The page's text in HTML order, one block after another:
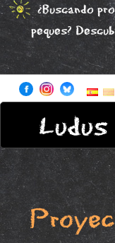
¿Buscando
peques?
Ludus